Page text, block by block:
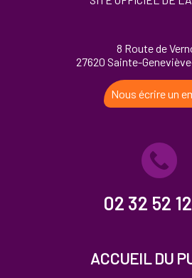
8 Route de
27620 Sainte-
Nous écrire un
02 32 52
ACCUEIL DU